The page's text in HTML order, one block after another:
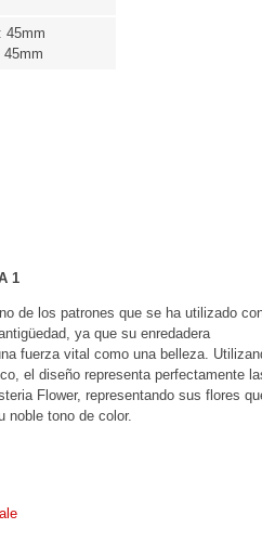
45mm
1
de los patrones que se ha utilizado
ya que su enredadera
fuerza vital como una belleza.
el diseño representa perfectamente
Flower, representando sus flores
noble tono de color.